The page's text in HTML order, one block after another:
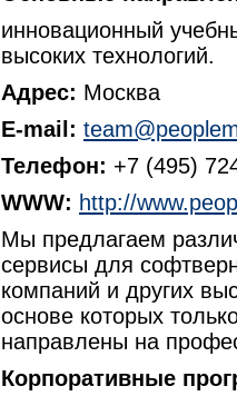
инновационный
высоких технологий.
Адрес: Москва
E-mail:
Телефон: +7 (495)
WWW: http://
Мы предлагаем
сервисы для
компаний и других
основе которых
направлены на
Корпоративные